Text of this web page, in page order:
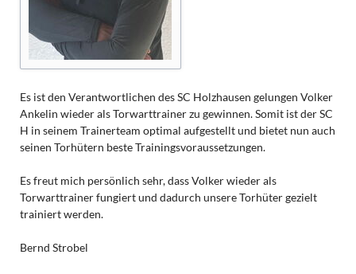
Es ist den Verantwortlichen des SC Holzhausen gelungen Volker
Ankelin wieder als Torwarttrainer zu gewinnen. Somit ist der SC
H in seinem Trainerteam optimal aufgestellt und bietet nun auch
seinen Torhütern beste Trainingsvoraussetzungen.
Es freut mich persönlich sehr, dass Volker wieder als
Torwarttrainer fungiert und dadurch unsere Torhüter gezielt
trainiert werden.
Bernd Strobel